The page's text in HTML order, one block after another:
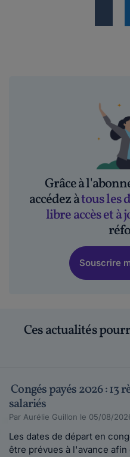
Juritravail
le 22-
Bonjour, je vous invite
questions sur
Lire
le 22-
bonjour, on me
Lire
bonjour, puis-je
Grâce à
accédez àtous les
libre accès et à
Souscrire
Ces actualités
Congés payés 2026 : 13
salariés
Par Aurélie Guillon le 05/08/
Les dates de départ en
être prévues à l'avance afin